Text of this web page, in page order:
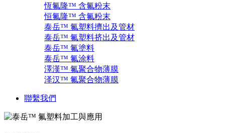
恆氟隆™ 含氟粉末
恒氟隆™ 含氟粉末
泰岳™ 氟塑料擠出及管材
泰岳™ 氟塑料挤出及管材
泰岳™ 氟塗料
泰岳™ 氟涂料
澤漢™ 氟聚合物薄膜
泽汉™ 氟聚合物薄膜
聯繫我們